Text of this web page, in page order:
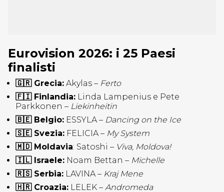
Eurovision 2026: i 25 Paesi
finalisti
🇬🇷 Grecia: Akylas – Ferto
🇫🇮 Finlandia: Linda Lampenius e Pete
Parkkonen – Liekinheitin
🇧🇪 Belgio: ESSYLA – Dancing on the Ice
🇸🇪 Svezia: FELICIA – My System
🇲🇩 Moldavia: Satoshi – Viva, Moldova!
🇮🇱 Israele: Noam Bettan – Michelle
🇷🇸 Serbia: LAVINA – Kraj Mene
🇭🇷 Croazia: LELEK – Andromeda